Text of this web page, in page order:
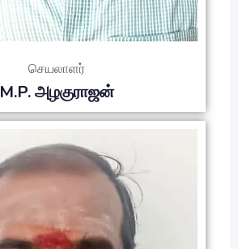
செயலாளர்
M.P. அழகுராஜன்